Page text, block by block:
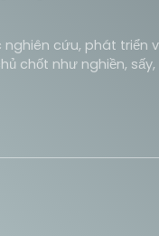
cứu, phát triển
chốt như nghiền,